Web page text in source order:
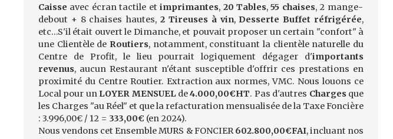
Caisse avec écran tactile etimprimantes, 20 Tables,55 chaises, 2 mange-
debout + 8 chaises hautes, 2 Tireuses à vin,Desserte Buffet réfrigérée,
etc…S'il était ouvert le Dimanche, et pouvait proposer un certain "confort" à
une Clientèle de Routiers, notamment, constituant la clientèle naturelle du
Centre de Profit, le lieu pourrait logiquement dégager d'importants
revenus, aucun Restaurant n'étant susceptible d'offrir ces prestations en
proximité du Centre Routier. Extraction aux normes, VMC. Nous louons ce
Local pour un LOYER MENSUELde4.000,00€HT. Pas d'autres Chargesque
les Charges "au Réel" et que la refacturation mensualisée de la Taxe Foncière
: 3.996,00€ / 12 = 333,00€ (en 2024).
Nous vendons cet Ensemble MURS & FONCIER602.800,00€FAI, incluant nos